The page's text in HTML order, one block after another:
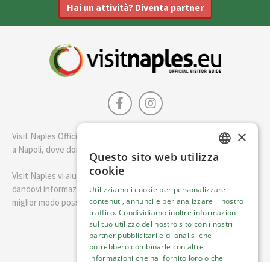
Hai un attività? Diventa partner
Visit Naples Official è la guida della città di Napoli. Scopri cosa fare
a Napoli, dove dormire e i migliori posti dove mangiare.
Visit Naples vi aiuterà a pianificare il vostro viaggio a Napoli
dandovi informazioni utili e consigli su come visitare Napoli nel
miglior modo possibile.
Italiano
×
Questo sito web utilizza
cookie
Utilizziamo i cookie per personalizzare
contenuti, annunci e per analizzare il nostro
traffico. Condividiamo inoltre informazioni
sul tuo utilizzo del nostro sito con i nostri
partner pubblicitari e di analisi che
potrebbero combinarle con altre
informazioni che hai fornito loro o che